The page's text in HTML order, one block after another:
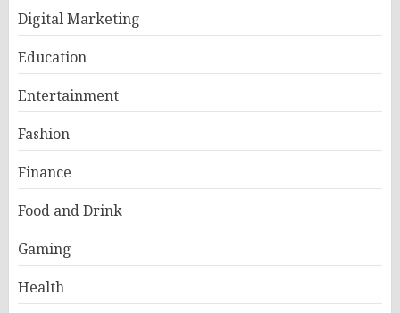
Digital Marketing
Education
Entertainment
Fashion
Finance
Food and Drink
Gaming
Health